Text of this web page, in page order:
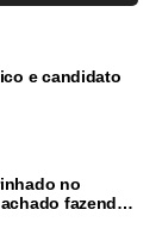
e candidato
no
fazendo